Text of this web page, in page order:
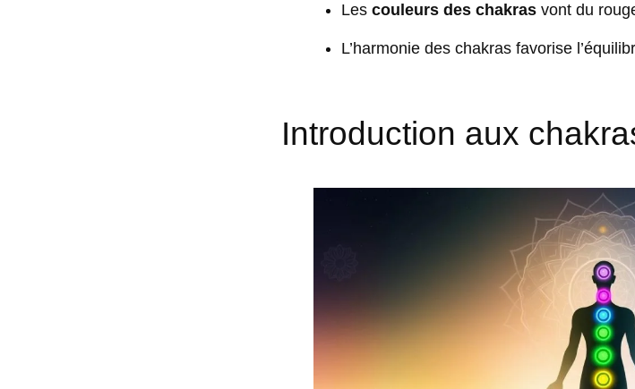
Les couleurs des chakras vont du
L’harmonie des chakras favorise
Introduction aux